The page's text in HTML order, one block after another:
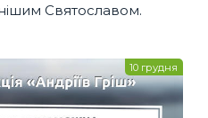
Святославом.
10 грудня